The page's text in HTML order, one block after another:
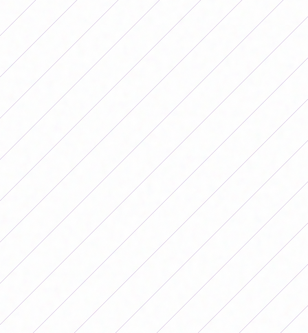
Nesse sentido, na fase de grupos, as equipes
participantes levaram para casa 1 milhão de dólares. Por
sua vez, quem chegou às oitavas de final recebeu US$
1.250.000. Mais adiante na competição, nas quartas de
final, os clubes receberam US$ 1.700.000 enquanto nas
semifinais o valor foi de US$ 2.300.000, valor superior ao
recebido pelas campeãs nesta edição feminina.
Em relação ao campeão desta edição da Conmebol
Libertadores masculina, quem conquistar o troféu
receberá 24 milhões de dólares como prêmio.
Ressalta-se que, embora a Conmebol ainda esteja muito
longe de igualar a premiação na mesma modalidade,
houve alguns avanços estruturais nesta edição: por um
lado, as equipes aqueceram em campo, algo que os
jogadores já vinham exigindo há muito tempo; Por outro
lado, o VAR foi implementado pela primeira vez em
todos os jogos, desde a fase de grupos até à final.
Além disso, esta edição da competição abriu portas para
as equipes competirem internacionalmente em nível de
clube. E o Corinthians, para conquistar o título, terá a